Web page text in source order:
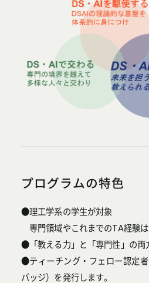
プログラムの特色
●理工学系の学生が対象
専門領域やこれまでのTA経験
●「教える力」と「専門性」の両
●ティーチング・フェロー認定
バッジ）を発行します。